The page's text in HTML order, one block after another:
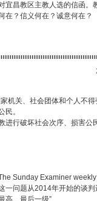
宜昌教区主教人选的信函。
在？信义何在？诚意何在？
机关、社会团体和个人不
。
进行破坏社会次序、损害公
Sunday Examiner
一问题从2014年开始的谈
高、最后一级”